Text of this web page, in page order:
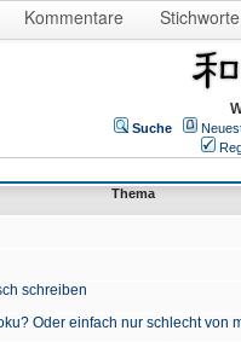
Kommentare Stichworte
Suche
Thema
schreiben
Oder einfach nur schlecht von